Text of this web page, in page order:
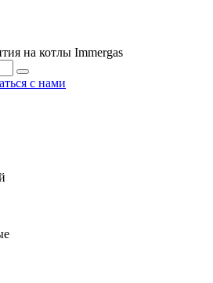
на котлы Immergas
с нами